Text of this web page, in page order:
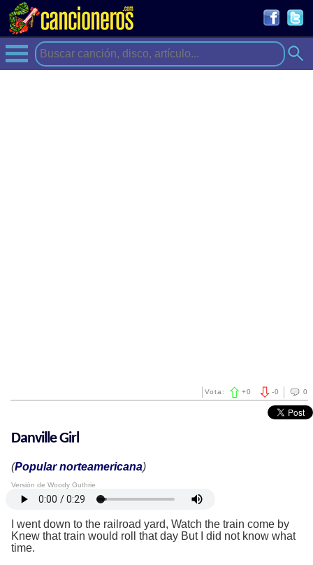
0
-0
Vota: +0
Danville Girl
(Popular norteamericana)
Versión de Woody Guthrie
I went down to the railroad yard, Watch the train come by
Knew that train would roll that day But I did not know what
time.